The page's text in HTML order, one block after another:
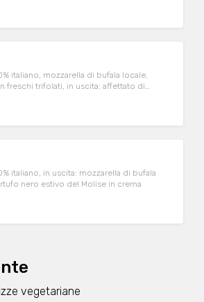
mozzarella di bufala locale,
freschi trifolati, in uscita: affettato di
italiano, in uscita: mozzarella di bufala
nero estivo del Molise in crema
vegetariane